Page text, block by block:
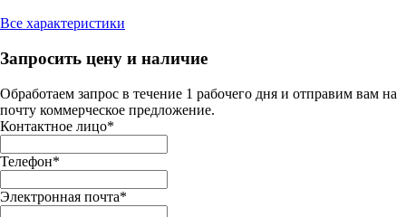
Все характеристики
Запросить цену и наличие
Обработаем запрос в течение 1 рабочего дня и отправим вам на
почту коммерческое предложение.
Контактное лицо*
Телефон*
Электронная почта*